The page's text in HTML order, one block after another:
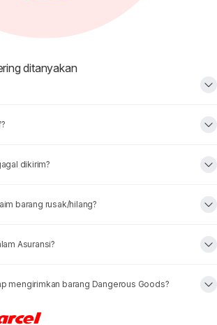
ditanyakan
dikirim?
barang rusak/hilang?
Asuransi?
mengirimkan barang Dangerous Goods?